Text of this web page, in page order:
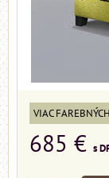
VIAC
685 € s